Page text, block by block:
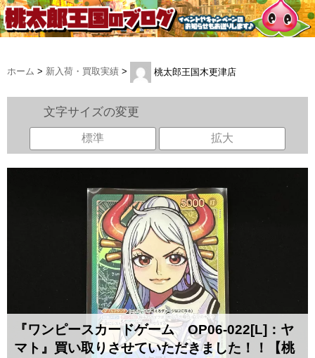
ホーム > 新入荷・買取実績 > 桃太郎王国木更津店
文字サイズの変更
標準 拡大
『ワンピースカードゲーム OP06-022[L]：ヤ
マト』買い取りさせていただきました！！【桃